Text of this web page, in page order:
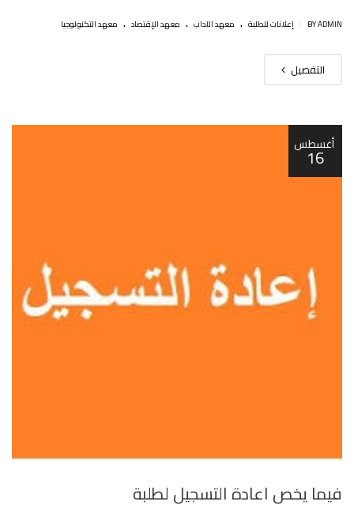
BY ADMIN إعلانات للطلبة . معهد الآداب . معهد الإقتصاد . معهد التكنولوجيا
التفصيل
أغسطس
16
فيما يخص اعادة التسجيل لطلبة